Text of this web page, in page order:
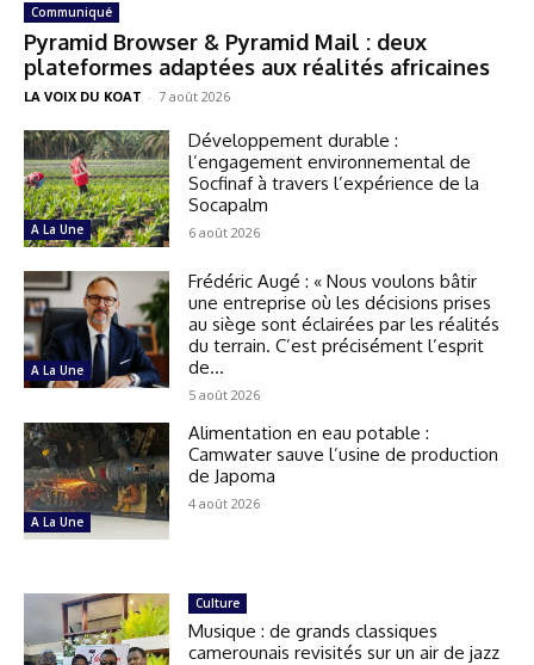
Communiqué
Pyramid Browser & Pyramid Mail : deux
plateformes adaptées aux réalités africaines
LA VOIX DU KOAT - 7 août 2026
A La Une
Développement durable :
l’engagement environnemental de
Socfinaf à travers l’expérience de la
Socapalm
6 août 2026
A La Une
Frédéric Augé : « Nous voulons bâtir
une entreprise où les décisions prises
au siège sont éclairées par les réalités
du terrain. C’est précisément l’esprit
de...
5 août 2026
A La Une
Alimentation en eau potable :
Camwater sauve l’usine de production
de Japoma
4 août 2026
Culture
Musique : de grands classiques
camerounais revisités sur un air de jazz